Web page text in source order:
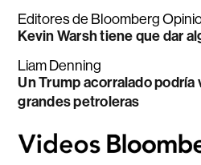
Editores de Bloomberg
Kevin Warsh tiene que dar
Liam Denning
Un Trump acorralado
grandes petroleras